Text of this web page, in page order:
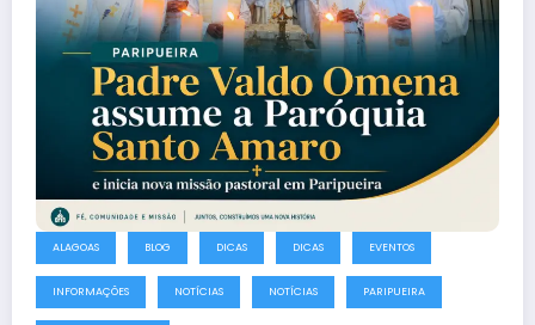
ALAGOAS BLOG DICAS DICAS EVENTOS
INFORMAÇÕES NOTÍCIAS NOTÍCIAS PARIPUEIRA